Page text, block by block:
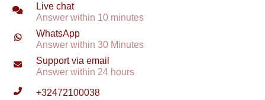
Live chat
Answer within 10 minutes
WhatsApp
Answer within 30 Minutes
Support via email
Answer within 24 hours
+32472100038